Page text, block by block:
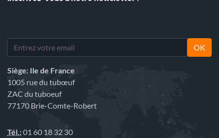
OK
Siège: Ile de France
1005 rue du tubœuf
ZAC du tuboeuf
77170 Brie-Comte-Robert
Tél.:01 60 18 32 30